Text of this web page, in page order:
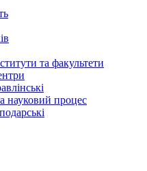
та факультети
науковий процес